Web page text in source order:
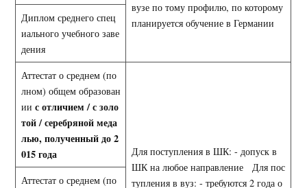
вузе по тому профилю, по которому
планируется обучение в Германии
Диплом среднего спец
иального учебного заве
дения
Аттестат о среднем (по
лном) общем образован
ии с отличием / с золо
той / серебряной меда
лью, полученный до 2
015 года
Для поступления в ШК: - допуск в
ШК на любое направление Для пос
тупления в вуз: - требуются 2 года о
Аттестат о среднем (по